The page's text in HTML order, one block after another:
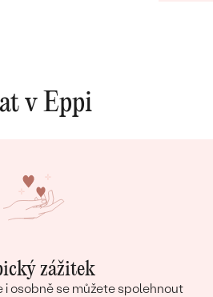
v Eppi
zážitek
i osobně se můžete spolehnout